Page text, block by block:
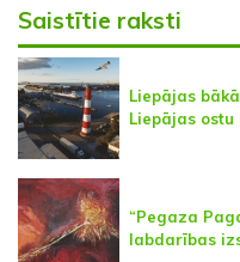
Saistītie raksti
Liepājas
Liepājas ostu
“Pegaza
labdarības